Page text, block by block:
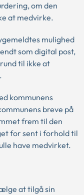
om den
at medvirke.
mulighed
som digital post,
til ikke at
kommunens
breve på
frem til den
for sent i forhold til
have medvirket.
at tilgå sin